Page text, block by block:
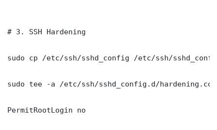
# 3. SSH Hardening
sudo cp /etc/ssh/sshd_config /etc/ssh/
sudo tee -a /etc/ssh/sshd_config.d/
PermitRootLogin no